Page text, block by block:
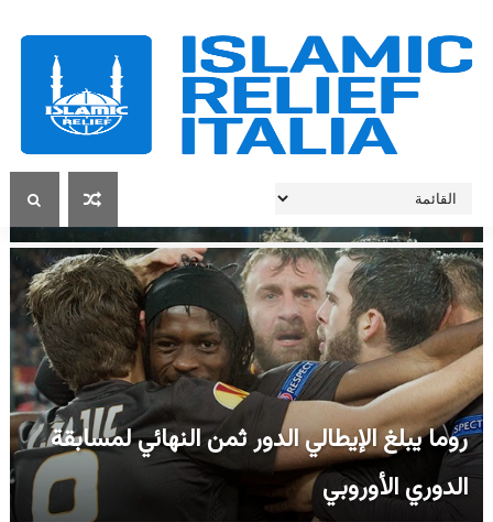
روما يبلغ الإيطالي الدور ثمن النهائي لمسابقة
الدوري الأوروبي